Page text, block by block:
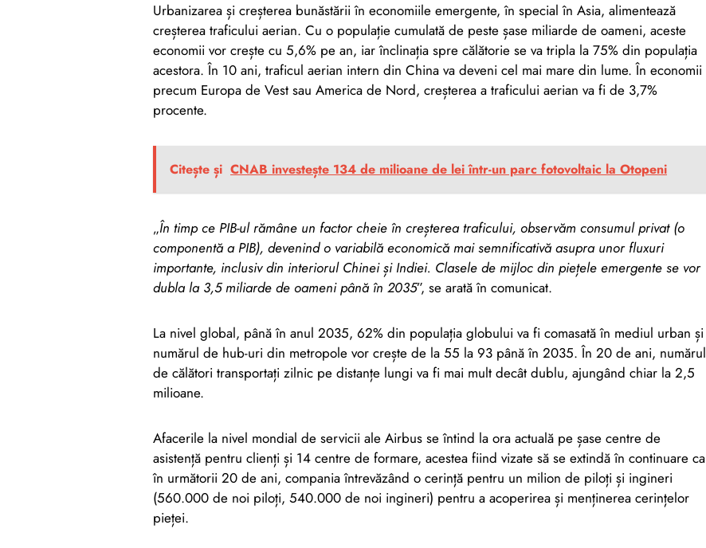
Urbanizarea și creșterea bunăstării în economiile emergente, în special în Asia, alimentează
creșterea traficului aerian. Cu o populație cumulată de peste șase miliarde de oameni, aceste
economii vor crește cu 5,6% pe an, iar înclinația spre călătorie se va tripla la 75% din populația
acestora. În 10 ani, traficul aerian intern din China va deveni cel mai mare din lume. În economii
precum Europa de Vest sau America de Nord, creșterea a traficului aerian va fi de 3,7%
procente.
Citește și CNAB investește 134 de milioane de lei într-un parc fotovoltaic la Otopeni
„În timp ce PIB-ul rămâne un factor cheie în creșterea traficului, observăm consumul privat (o
componentă a PIB), devenind o variabilă economică mai semnificativă asupra unor fluxuri
importante, inclusiv din interiorul Chinei și Indiei. Clasele de mijloc din piețele emergente se vor
dubla la 3,5 miliarde de oameni până în 2035”, se arată în comunicat.
La nivel global, până în anul 2035, 62% din populația globului va fi comasată în mediul urban și
numărul de hub-uri din metropole vor crește de la 55 la 93 până în 2035. În 20 de ani, numărul
de călători transportați zilnic pe distanțe lungi va fi mai mult decât dublu, ajungând chiar la 2,5
milioane.
Afacerile la nivel mondial de servicii ale Airbus se întind la ora actuală pe șase centre de
asistență pentru clienți și 14 centre de formare, acestea fiind vizate să se extindă în continuare ca
în următorii 20 de ani, compania întrevăzând o cerință pentru un milion de piloți și ingineri
(560.000 de noi piloți, 540.000 de noi ingineri) pentru a acoperirea și menținerea cerințelor
pieței.